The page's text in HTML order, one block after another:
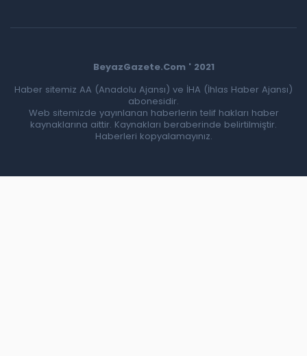
BeyazGazete.Com ' 2021
Haber sitemiz AA (Anadolu Ajansı) ve İHA (İhlas Haber Ajansı)
abonesidir.
Web sitemizde yayınlanan haberlerin telif hakları haber
kaynaklarına aittir. Kaynakları beraberinde belirtilmiştir.
Haberleri kopyalamayınız.